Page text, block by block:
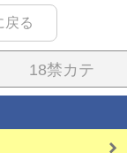
戻る
18禁カテ